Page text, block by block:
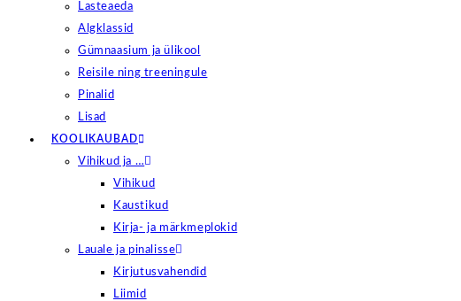
Lasteaeda
Algklassid
Gümnaasium ja ülikool
Reisile ning treeningule
Pinalid
Lisad
KOOLIKAUBAD
Vihikud ja …
Vihikud
Kaustikud
Kirja- ja märkmeplokid
Lauale ja pinalisse
Kirjutusvahendid
Liimid